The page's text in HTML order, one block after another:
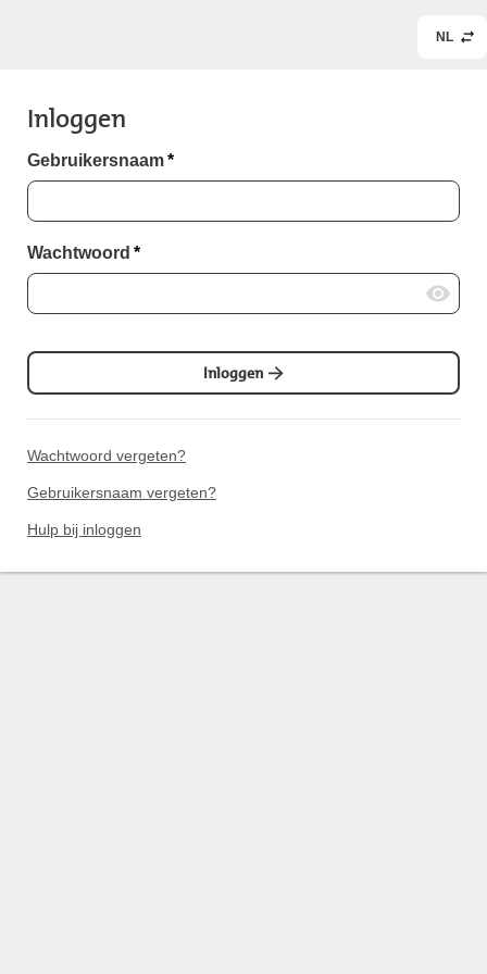
NL
Inloggen
Gebruikersnaam*
Wachtwoord *
Inloggen
Wachtwoord vergeten?
Gebruikersnaam vergeten?
Hulp bij inloggen